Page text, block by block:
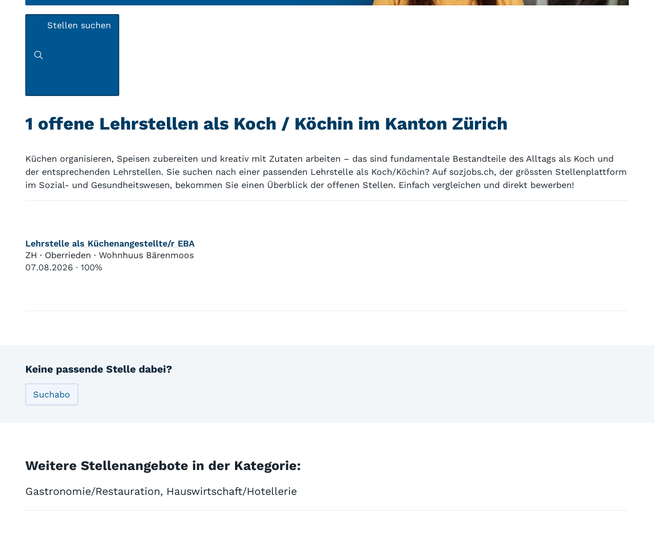
Stellen suchen
1 offene Lehrstellen als Koch / Köchin im Kanton Zürich
Küchen organisieren, Speisen zubereiten und kreativ mit Zutaten arbeiten – das sind fundamentale Bestandteile des Alltags als Koch und
der entsprechenden Lehrstellen. Sie suchen nach einer passenden Lehrstelle als Koch/Köchin? Auf sozjobs.ch, der grössten Stellenplattform
im Sozial- und Gesundheitswesen, bekommen Sie einen Überblick der offenen Stellen. Einfach vergleichen und direkt bewerben!
Lehrstelle als Küchenangestellte/r EBA
ZH · Oberrieden · Wohnhuus Bärenmoos
07.08.2026
100%
Keine passende Stelle dabei?
Suchabo
Weitere Stellenangebote in der Kategorie:
Gastronomie/Restauration, Hauswirtschaft/Hotellerie